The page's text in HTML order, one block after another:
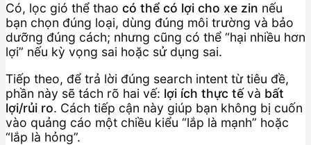
Có, lọc gió thể thao có thể có lợi cho xe zin nếu
bạn chọn đúng loại, dùng đúng môi trường và bảo
dưỡng đúng cách; nhưng cũng có thể “hại nhiều hơn
lợi” nếu kỳ vọng sai hoặc sử dụng sai.
Tiếp theo, để trả lời đúng search intent từ tiêu đề,
phần này sẽ tách rõ hai vế: lợi ích thực tếvà bất
lợi/rủi ro. Cách tiếp cận này giúp bạn không bị cuốn
vào quảng cáo một chiều kiểu “lắp là mạnh” hoặc
“lắp là hỏng”.